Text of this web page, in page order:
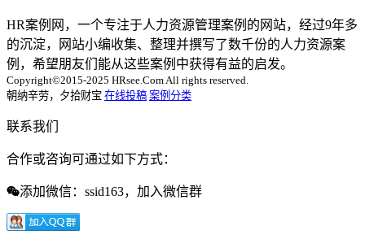
HR案例网，一个专注于人力资源管理案例的网站，经过9年多
的沉淀，网站小编收集、整理并撰写了数千份的人力资源案
例，希望朋友们能从这些案例中获得有益的启发。
Copyright©2015-2025 HRsee.Com All rights reserved.
朝纳辛劳，夕拾财宝 在线投稿 案例分类
联系我们
合作或咨询可通过如下方式：
添加微信：ssid163，加入微信群